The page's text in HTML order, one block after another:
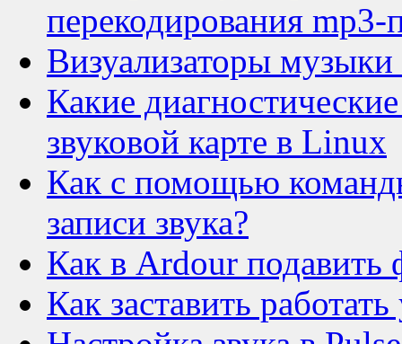
перекодирования mp3-
Визуализаторы
Какие
звуковой карте в Linux
Как с помощью
записи звука?
Как в Ardour
Как заставить